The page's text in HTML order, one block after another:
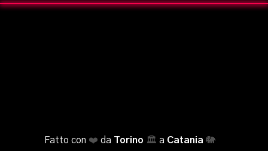
Fatto con ❤️ da Torino 🏛️ a Catania 🐘